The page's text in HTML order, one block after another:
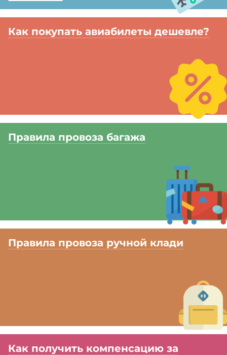
Как покупать авиабилеты дешевле?
Правила провоза багажа
Правила провоза ручной клади
Как получить компенсацию за